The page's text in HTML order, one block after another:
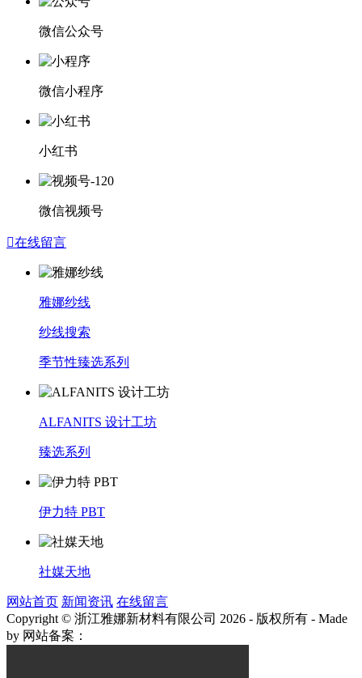
微信公众号
微信小程序
小红书
微信视频号
在线留言
雅娜纱线
纱线搜索
季节性臻选系列
ALFANITS 设计工坊
臻选系列
伊力特 PBT
社媒天地
网站首页 新闻资讯 在线留言
Copyright © 浙江雅娜新材料有限公司 2026 - 版权所有 - Made
by 网站备案：